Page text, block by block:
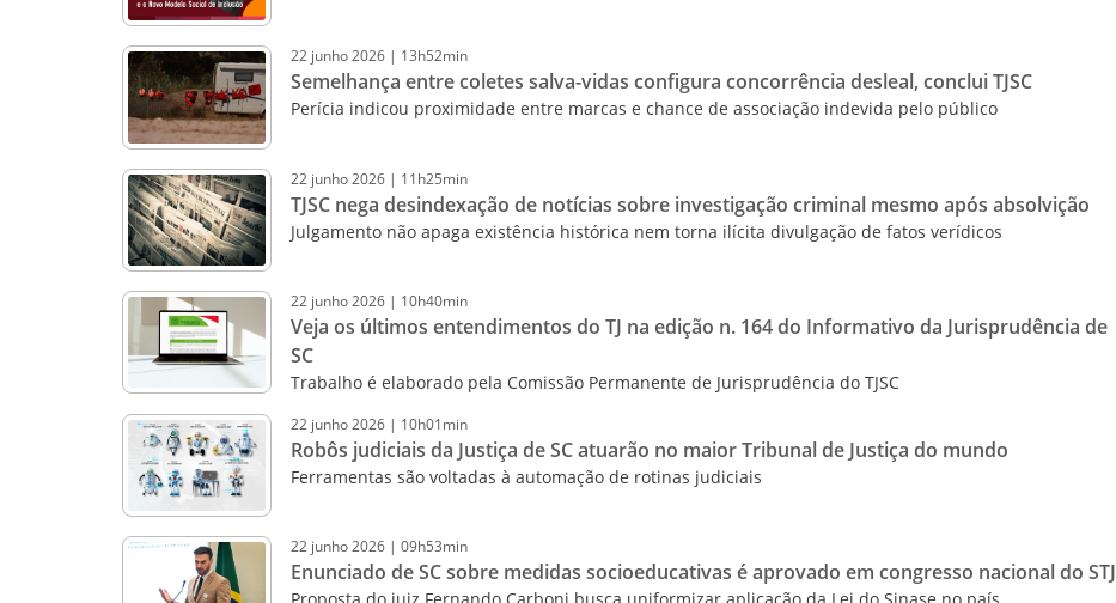
22 junho2026 | 13h52min
Semelhança entre coletes salva-vidas configura concorrência desleal, conclui TJSC
Perícia indicou proximidade entre marcas e chance de associação indevida pelo público
22 junho2026 | 11h25min
TJSC nega desindexação de notícias sobre investigação criminal mesmo após absolvição
Julgamento não apaga existência histórica nem torna ilícita divulgação de fatos verídicos
22 junho2026 | 10h40min
Veja os últimos entendimentos do TJ na edição n. 164 do Informativo da Jurisprudência de
SC
Trabalho é elaborado pela Comissão Permanente de Jurisprudência do TJSC
22 junho2026 | 10h01min
Robôs judiciais da Justiça de SC atuarão no maior Tribunal de Justiça do mundo
Ferramentas são voltadas à automação de rotinas judiciais
22 junho2026 | 09h53min
Enunciado de SC sobre medidas socioeducativas é aprovado em congresso nacional do STJ